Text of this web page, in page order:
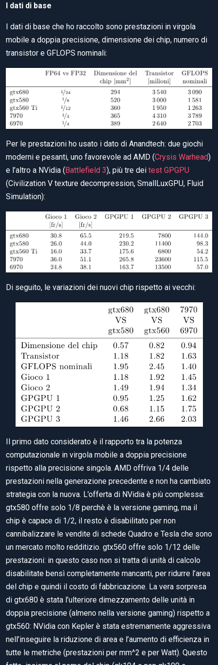
I dati di base
I dati di base che ho raccolto sono prestazioni in virgola
mobile a doppia precisione, dimensione dei chip, numero di
transistor e GFLOPS nominali:
Per le prestazioni ho usato i dato di Anandtech: due giochi
moderni e pesanti, uno favorevole ad AMD (Crysis Warhead)
e l’altro a NVidia (Battlefield 3), più tre dei test GPGPU
(Civilization V texture decompression, SmallLuxGPU, Fluid
Simulation):
Di seguito, le variazioni dei nuovi chip rispetto ai vecchi:
Il primo dato considerato è il rapporto tra la potenza
computazionale in virgola mobile a doppia precisione
rispetto alla precisione singola. AMD offriva 1/4 delle
prestazioni nella generazione precedente e non ha cambiato
strategia con la nuova. L’offerta di NVidia è più complessa:
gtx580 offre solo 1/8 perchè è la versione gaming, ma il
chip è capace di 1/2, il resto è disabilitato per non
cannibalizzare le vendite di schede Quadro e Tesla che sono
un mercato molto redditizio. gtx560 offre solo 1/12 delle
prestazioni: in questo caso non si tratta di unità di calcolo
disabilitate bensì completamente mancanti, per ridurre l’area
del chip e quindi il costo di fabbricazione. La vera sorpresa
di gtx680 è stata l’ulteriore dimezzamento delle unità in
doppia precisione (almeno nella versione gaming) rispetto a
gtx560: NVidia con Kepler è stata estremamente aggressiva
nell’inseguire la riduzione di area e l’aumento di efficienza in
tutte le metriche (prestazioni per mm^2 e per Watt). Questo